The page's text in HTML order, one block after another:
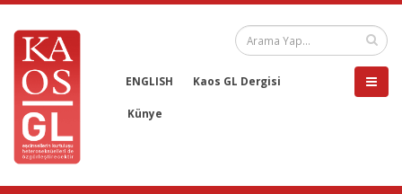
ENGLISH Kaos GL Dergisi
Künye